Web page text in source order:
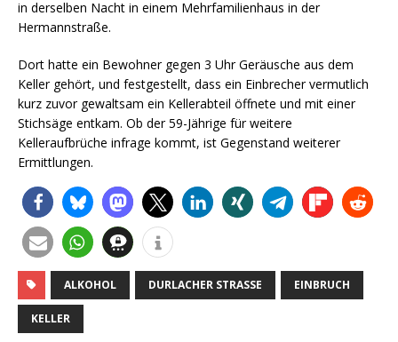
in derselben Nacht in einem Mehrfamilienhaus in der
Hermannstraße.
Dort hatte ein Bewohner gegen 3 Uhr Geräusche aus dem
Keller gehört, und festgestellt, dass ein Einbrecher vermutlich
kurz zuvor gewaltsam ein Kellerabteil öffnete und mit einer
Stichsäge entkam. Ob der 59-Jährige für weitere
Kelleraufbrüche infrage kommt, ist Gegenstand weiterer
Ermittlungen.
ALKOHOL DURLACHER STRASSE EINBRUCH
KELLER